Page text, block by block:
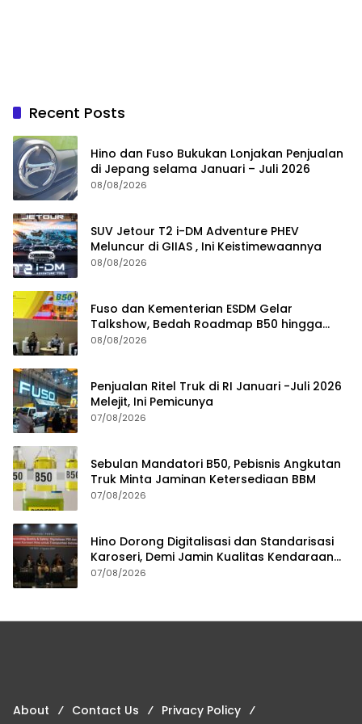
Recent Posts
Hino dan Fuso Bukukan Lonjakan Penjualan
di Jepang selama Januari – Juli 2026
08/08/2026
SUV Jetour T2 i-DM Adventure PHEV
Meluncur di GIIAS , Ini Keistimewaannya
08/08/2026
Fuso dan Kementerian ESDM Gelar
Talkshow, Bedah Roadmap B50 hingga
Dampaknya
08/08/2026
Penjualan Ritel Truk di RI Januari -Juli 2026
Melejit, Ini Pemicunya
07/08/2026
Sebulan Mandatori B50, Pebisnis Angkutan
Truk Minta Jaminan Ketersediaan BBM
07/08/2026
Hino Dorong Digitalisasi dan Standarisasi
Karoseri, Demi Jamin Kualitas Kendaraan
Pelanggan
07/08/2026
About Contact Us
Privacy Policy